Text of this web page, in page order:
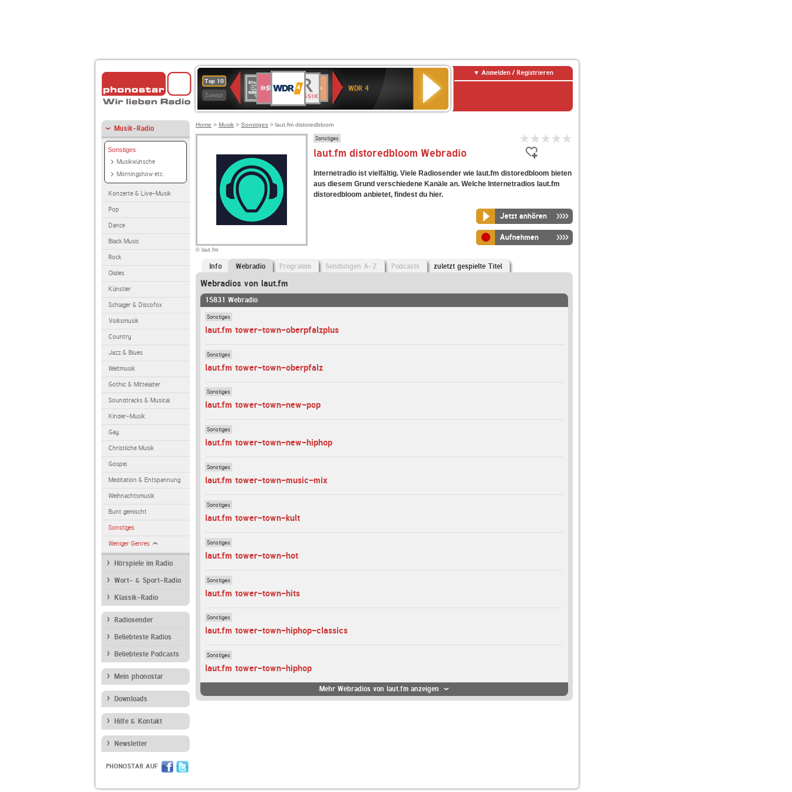
Top 10
Zuletzt
Deutschlandfunk
80er
90er
OLDIE
ANTENNE
4
KLASSIK
Deutschlandfunk
Kultur
Kultur
2
WDR 4
Anmelden / Registrieren
Musik-Radio
Sonstiges
Musikwünsche
Morningshow etc.
Konzerte & Live-Musik
Pop
Dance
Black Music
Rock
Oldies
Künstler
Schlager & Discofox
Volksmusik
Country
Jazz & Blues
Weltmusik
Gothic & Mittelalter
Soundtracks & Musical
Kinder-Musik
Gay
Christliche Musik
Gospel
Meditation & Entspannung
Weihnachtsmusik
Bunt gemischt
Sonstiges
Weniger Genres
Hörspiele im Radio
Wort- & Sport-Radio
Klassik-Radio
Radiosender
Beliebteste Radios
Beliebteste Podcasts
Mein phonostar
Downloads
Hilfe & Kontakt
Newsletter
PHONOSTAR AUF
Home > Musik > Sonstiges > laut.fm distoredbloom
© laut.fm
Sonstiges
laut.fm distoredbloom Webradio
Internetradio ist vielfältig. Viele Radiosender wie laut.fm distoredbloom bieten
aus diesem Grund verschiedene Kanäle an. Welche Internetradios laut.fm
distoredbloom anbietet, findest du hier.
Jetzt anhören
Aufnehmen
Info Webradio Programm Sendungen A-Z Podcasts zuletzt gespielte Titel
Webradios von laut.fm
15831 Webradio
Sonstiges
laut.fm tower-town-oberpfalzplus
Sonstiges
laut.fm tower-town-oberpfalz
Sonstiges
laut.fm tower-town-new-pop
Sonstiges
laut.fm tower-town-new-hiphop
Sonstiges
laut.fm tower-town-music-mix
Sonstiges
laut.fm tower-town-kult
Sonstiges
laut.fm tower-town-hot
Sonstiges
laut.fm tower-town-hits
Sonstiges
laut.fm tower-town-hiphop-classics
Sonstiges
laut.fm tower-town-hiphop
Mehr Webradios von laut.fm anzeigen